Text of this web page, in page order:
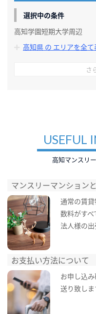
選択中の条件
高知学園短期大学周辺
高知県 の エリアを全て
さ
USEFUL
高知マンスリ
マンスリーマンション
通常の賃
数料がすべ
法人様の
お支払い方法について
お申し込
送り致しま